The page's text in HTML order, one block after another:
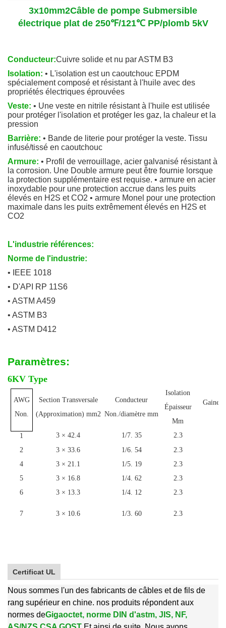
3x10mm2Câble de pompe Submersible
électrique plat de 250℉/121℃ PP/plomb 5kV
Conducteur:Cuivre solide et nu par ASTM B3
Isolation: • L'isolation est un caoutchouc EPDM
spécialement composé et résistant à l'huile avec des
propriétés électriques éprouvées
Veste: • Une veste en nitrile résistant à l'huile est utilisée
pour protéger l'isolation et protéger les gaz, la chaleur et la
pression
Barrière: • Bande de literie pour protéger la veste. Tissu
infusé/tissé en caoutchouc
Armure: • Profil de verrouillage, acier galvanisé résistant à
la corrosion. Une Double armure peut être fournie lorsque
la protection supplémentaire est requise. • armure en acier
inoxydable pour une protection accrue dans les puits
élevés en H2S et CO2 • armure Monel pour une protection
maximale dans les puits extrêmement élevés en H2S et
CO2
L'industrie références:
Norme de l'industrie:
• IEEE 1018
• D'API RP 11S6
• ASTM A459
• ASTM B3
• ASTM D412
Paramètres:
6KV Type
AWG
Non.
Section Transversale
(Approximation) mm2
Conducteur
Non./diamètre mm
Isolation
Épaisseur
Mm
Gaine
1 3 × 42.4 1/7. 35 2.3
2
3 × 33.6 1/6. 54 2.3
4
3 × 21.1 1/5. 19 2.3
5
3 × 16.8 1/4. 62 2.3
6
3 × 13.3 1/4. 12 2.3
7 3 × 10.6 1/3. 60 2.3
Certificat UL
Nous sommes l'un des fabricants de câbles et de fils de
rang supérieur en chine. nos produits répondent aux
normes deGigaoctet, norme DIN d'astm, JIS, NF,